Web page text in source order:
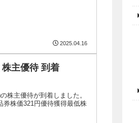
2025.04.16
主優待 到着
株主優待が到着しました。
券株価321円優待獲得最低株